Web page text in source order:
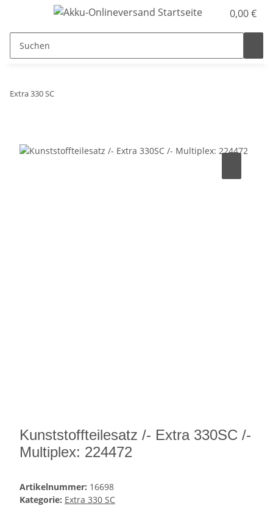
0,00 €
Extra 330 SC
Kunststoffteilesatz /- Extra 330SC /-
Multiplex: 224472
Artikelnummer: 16698
Kategorie: Extra 330 SC